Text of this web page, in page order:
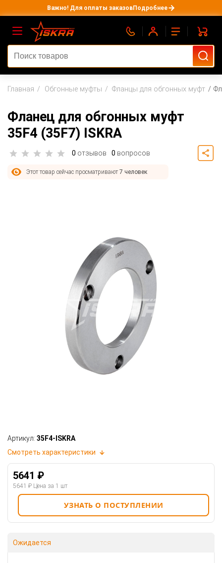
Важно! Для оплаты заказовПодробнее
Главная Обгонные муфты Фланцы для обгонных муфт
Фланец для обгонных муфт
35F4 (35F7) ISKRA
0 отзывов 0 вопросов
Этот товар сейчас просматривают7 человек
Артикул: 35F4-ISKRA
Смотреть характеристики
5641 ₽
5641 ₽ Цена за 1 шт
УЗНАТЬ О ПОСТУПЛЕНИИ
Ожидается